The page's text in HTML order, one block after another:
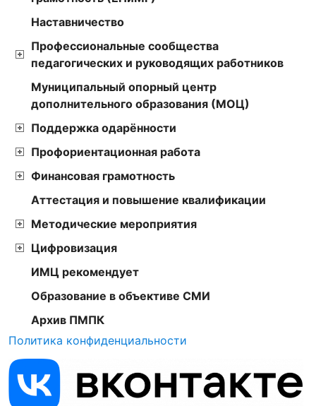
Наставничество
Профессиональные сообщества
педагогических и руководящих работников
Муниципальный опорный центр
дополнительного образования (МОЦ)
Поддержка одарённости
Профориентационная работа
Финансовая грамотность
Аттестация и повышение квалификации
Методические мероприятия
Цифровизация
ИМЦ рекомендует
Образование в объективе СМИ
Архив ПМПК
Политика конфиденциальности